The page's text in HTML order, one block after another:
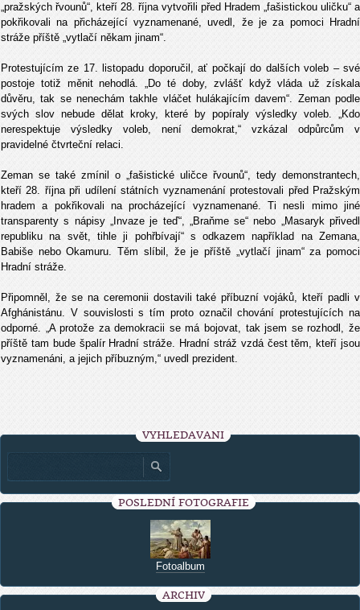
„pražských řvounů“, kteří 28. října vytvořili před Hradem „fašistickou uličku“ a
pokřikovali na přicházející vyznamenané, uvedl, že je za pomoci Hradní
stráže příště „vytlačí někam jinam“.
Protestujícím ze 17. listopadu doporučil, ať počkají do dalších voleb – své
postoje totiž měnit nehodlá. „Do té doby, zvlášť když vláda už získala
důvěru, tak se nenechám takhle vláčet hulákajícím davem“. Zeman podle
svých slov nebude dělat kroky, které by popíraly výsledky voleb. „Kdo
nerespektuje výsledky voleb, není demokrat,“ vzkázal odpůrcům v
pravidelné čtvrteční relaci.
Zeman se také zmínil o „fašistické uličce řvounů“, tedy demonstrantech,
kteří 28. října při udílení státních vyznamenání protestovali před Pražským
hradem a pokřikovali na procházející vyznamenané. Ti nesli mimo jiné
transparenty s nápisy „Invaze je teď“, „Braňme se“ nebo „Masaryk přivedl
republiku na svět, tihle ji pohřbívají“ s odkazem například na Zemana,
Babiše nebo Okamuru. Těm slíbil, že je příště „vytlačí jinam“ za pomoci
Hradní stráže.
Připomněl, že se na ceremonii dostavili také příbuzní vojáků, kteří padli v
Afghánistánu. V souvislosti s tím proto označil chování protestujících na
odporné. „A protože za demokracii se má bojovat, tak jsem se rozhodl, že
příště tam bude špalír Hradní stráže. Hradní stráž vzdá čest těm, kteří jsou
vyznamenáni, a jejich příbuzným,“ uvedl prezident.
VYHLEDÁVÁNÍ
POSLEDNÍ FOTOGRAFIE
Fotoalbum
ARCHIV